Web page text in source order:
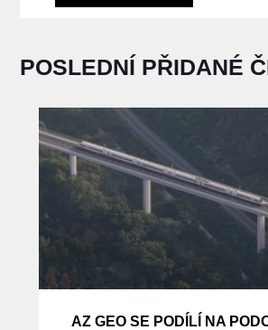
POSLEDNÍ PŘIDANÉ
AZ GEO SE PODÍLÍ NA